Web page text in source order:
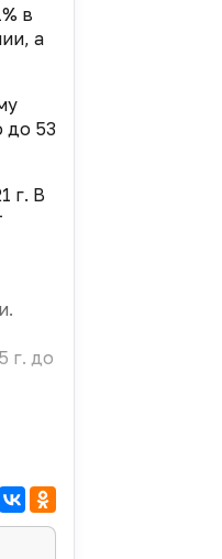
в
а
до 53
г. В
г. до